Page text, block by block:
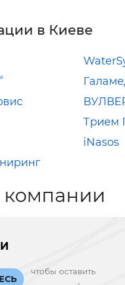
в Киеве
Трием
iNasos
чтобы оставить